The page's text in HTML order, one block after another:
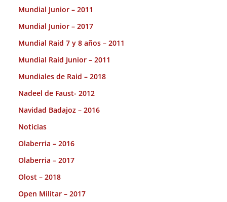
Mundial Junior – 2011
Mundial Junior – 2017
Mundial Raid 7 y 8 años – 2011
Mundial Raid Junior – 2011
Mundiales de Raid – 2018
Nadeel de Faust- 2012
Navidad Badajoz – 2016
Noticias
Olaberria – 2016
Olaberria – 2017
Olost – 2018
Open Militar – 2017